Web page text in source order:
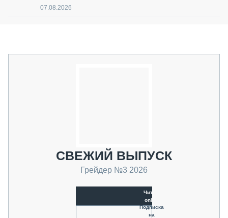
07.08.2026
СВЕЖИЙ ВЫПУСК
Грейдер №3 2026
Читать
online
Подписка
на